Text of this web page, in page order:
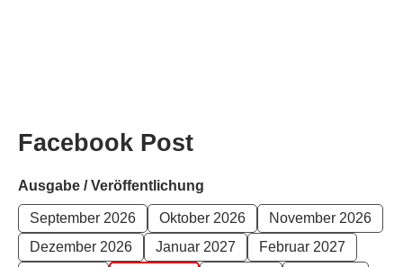
Facebook Post
Ausgabe / Veröffentlichung
September 2026 Oktober 2026
November 2026
Dezember 2026
Januar 2027
Februar 2027